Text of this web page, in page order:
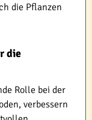
die Pflanzen
die
Rolle bei der
verbessern